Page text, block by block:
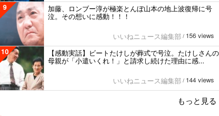
9
加藤、ロンブー淳が極楽とんぼ山本の地上波復帰に号
泣。その想いに感動！！！
いいねニュース編集部 / 156 views
10
【感動実話】ビートたけしが葬式で号泣。たけしさんの
母親が「小遣いくれ！」と請求し続けた理由に感...
いいねニュース編集部 / 144 views
もっと見る